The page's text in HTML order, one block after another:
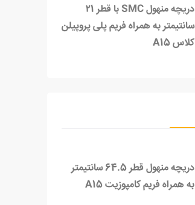
دریچه منهول SMC با قطر ۲1
سانتیمتر به همراه فریم پلی پروپیلن
کلاس A15
دریچه منهول قطر 64.5 سانتیمتر
به همراه فریم کامپوزیت A15